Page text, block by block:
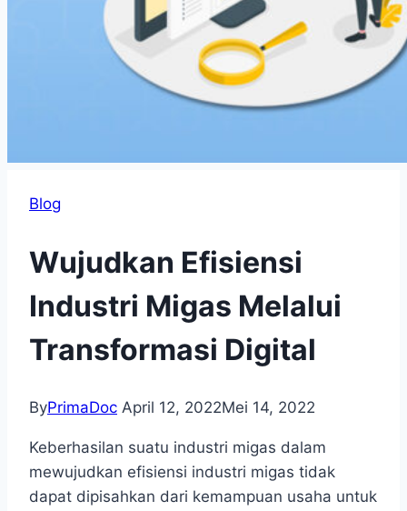
Blog
Wujudkan Efisiensi
Industri Migas Melalui
Transformasi Digital
ByPrimaDoc April 12, 2022Mei 14, 2022
Keberhasilan suatu industri migas dalam
mewujudkan efisiensi industri migas tidak
dapat dipisahkan dari kemampuan usaha untuk